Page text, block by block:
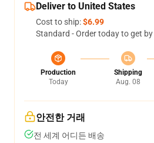
Deliver to United States
Cost to ship:$6.99
Standard - Order today to get by
Production
Today
Shipping
Aug. 08
안전한 거래
전 세계 어디든 배송